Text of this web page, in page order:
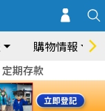
購物情報
定期存款